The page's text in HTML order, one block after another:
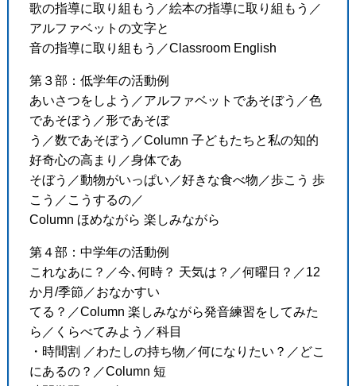
歌の指導に取り組もう／絵本の指導に取り組もう／
アルファベットの文字と
音の指導に取り組もう／Classroom English
第３部：低学年の活動例
あいさつをしよう／アルファベットであそぼう／色
であそぼう／形であそぼ
う／数であそぼう／Column 子どもたちと私の知的
好奇心の高まり／身体であ
そぼう／動物がいっぱい／好きな食べ物／歩こう 歩
こう／こうするの／
Column ほめながら 楽しみながら
第４部：中学年の活動例
これなあに？／今､何時？ 天気は？／何曜日？／12
か月/季節／おなかすい
てる？／Column 楽しみながら発音練習をしてみた
ら／くらべてみよう／科目
・時間割 ／わたしの持ち物／何になりたい？／どこ
にあるの？／Column 短